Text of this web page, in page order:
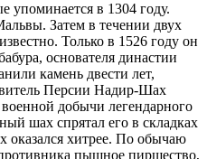
упоминается в 1304 году.
Затем в течении двух
Только в 1526 году он
основателя династии
камень двести лет,
Персии Надир-Шах
добычи легендарного
шах спрятал его в складках
хитрее. По обычаю
пышное пиршество,